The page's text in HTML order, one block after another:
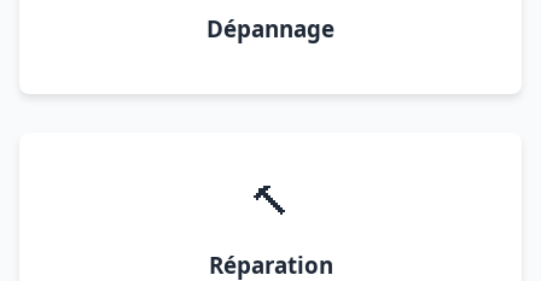
Dépannage
🔨
Réparation